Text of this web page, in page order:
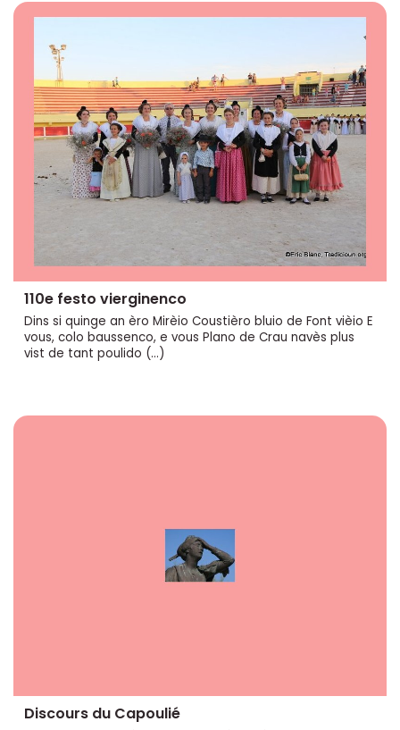
110e festo vierginenco
Dins si quinge an èro Mirèio Coustièro bluio de Font vièio E
vous, colo baussenco, e vous Plano de Crau navès plus
vist de tant poulido (…)
Discours du Capoulié